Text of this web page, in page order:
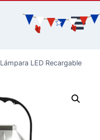
Lámpara LED Recargable